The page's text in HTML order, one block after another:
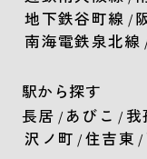
地下鉄谷町線 /
南海電鉄泉北線
駅から探す
長居 / あびこ / 我
沢ノ町 / 住吉東 /